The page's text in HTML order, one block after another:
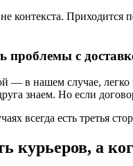
контекста.
проблемы с
— в нашем случае,
знаем. Но если
всегда есть третья
курьеров, а